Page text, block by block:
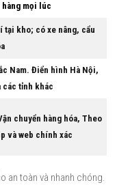
mọi lúc
tại kho; có xe nâng, cẩu
Nam. Điển hình Hà Nội,
các tỉnh khác
chuyển hàng hóa, Theo
và web chính xác
an toàn và nhanh chóng.